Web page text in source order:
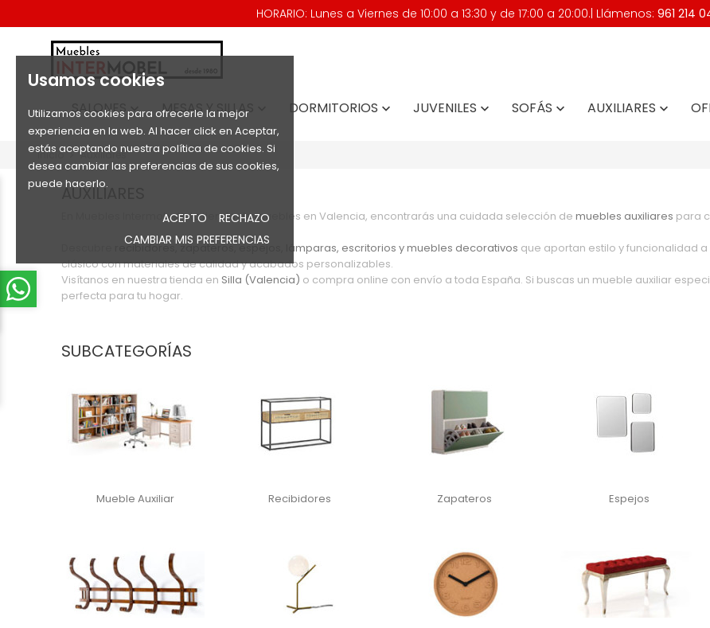
Usamos cookies
Utilizamos cookies para ofrecerle la mejor
experiencia en la web. Al hacer click en Aceptar,
estás aceptando nuestra política de cookies. Si
desea cambiar las preferencias de sus cookies,
puede hacerlo.
ACEPTO
RECHAZO
CAMBIAR MIS PREFERENCIAS
HORARIO: Lunes a Viernes de 10:00 a 13:30 y de 17:00 a 20:00.| Llámenos: 961 214
SALONES  MESAS Y SILLAS DORMITORIOS  JUVENILES  SOFÁS  AUXILIARES 
Inicio Auxiliares
AUXILIARES
En Muebles Intermobel®, tu tienda de muebles en Valencia, encontrarás una cuidada selección de muebles auxiliares para
recibidores, zapateros, espejos, lámparas, escritorios y muebles decorativos que aportan estilo y funcionalidad
clásico con materiales de calidad y acabados personalizables.
Visítanos en nuestra tienda en Silla (Valencia) o compra online con envío a toda España. Si buscas un mueble auxiliar
perfecta para tu hogar.
SUBCATEGORÍAS
Mueble Auxiliar Recibidores Zapateros Espejos